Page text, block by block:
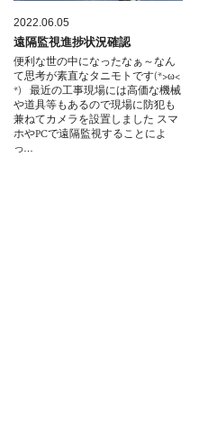
2022.06.05
遠隔監視進捗状況確認
便利な世の中になったなぁ～なん
て思考が素直なタニモトです(*>ω<
*) 最近の工事現場には高価な機械
や道具等もあるので現場に防犯も
兼ねてカメラを設置しました スマ
ホやPCで遠隔監視することによ
っ…